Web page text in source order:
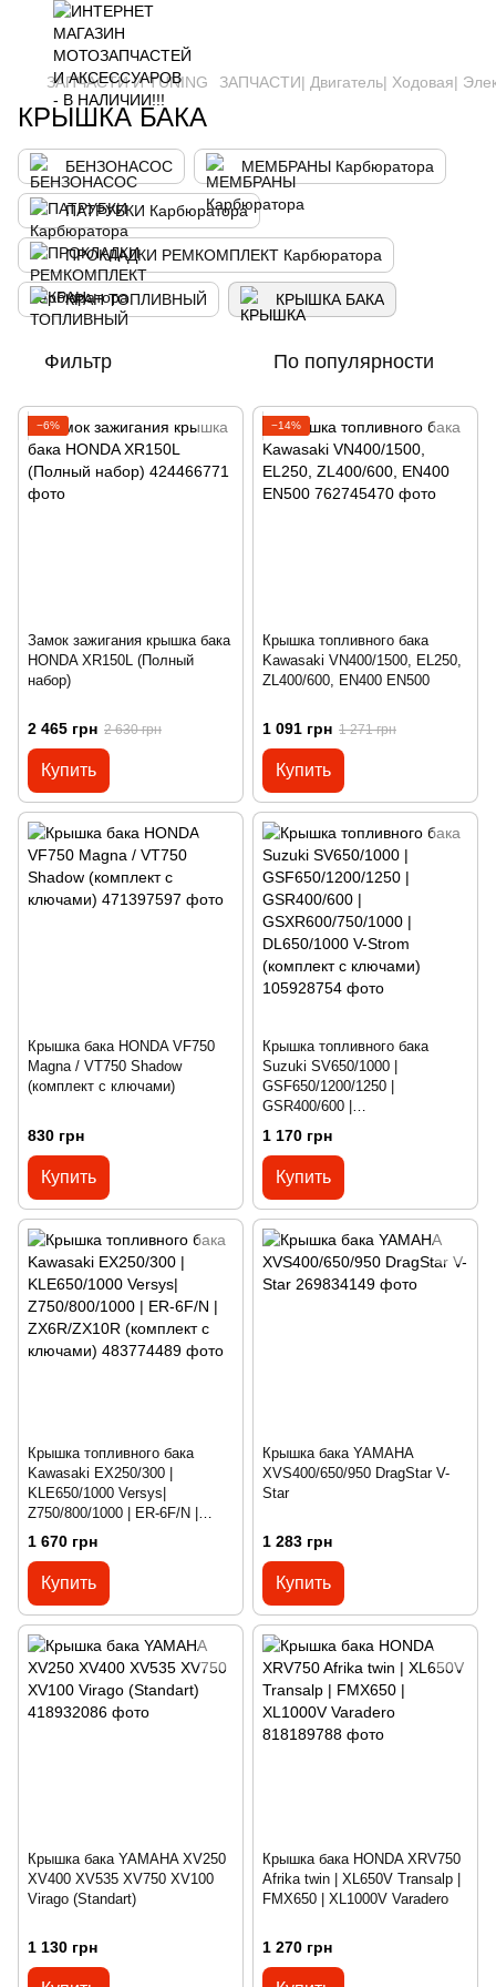
ЗАПЧАСТИ И ТUNING ЗАПЧАСТИ| Двигатель| Ходовая|
КРЫШКА БАКА
БЕНЗОНАСОС МЕМБРАНЫ Карбюратора
ПАТРУБКИ Карбюратора
ПРОКЛАДКИ РЕМКОМПЛЕКТ Карбюратора
КРАН ТОПЛИВНЫЙ КРЫШКА БАКА
Фильтр По популярности
−6%
Замок зажигания крышка бака
HONDA XR150L (Полный
набор)
2 465 грн 2 630 грн
Купить
−14%
Крышка топливного бака
Kawasaki VN400/1500, EL250,
ZL400/600, EN400 EN500
1 091 грн 1 271 грн
Купить
Крышка бака HONDA VF750
Magna / VT750 Shadow
(комплект с ключами)
830 грн
Купить
Крышка топливного бака
Suzuki SV650/1000 |
GSF650/1200/1250 |
GSR400/600 |
GSXR600/750/1000 |
DL650/1000 V-Strom (комплект
с ключами)
1 170 грн
Купить
Крышка топливного бака
Kawasaki EX250/300 |
KLE650/1000 Versys|
Z750/800/1000 | ER-6F/N |
ZX6R/ZX10R (комплект с
ключами)
1 670 грн
Купить
Крышка бака YAMAHA
XVS400/650/950 DragStar V-
Star
1 283 грн
Купить
Крышка бака YAMAHA XV250
XV400 XV535 XV750 XV100
Virago (Standart)
1 130 грн
Крышка бака HONDA XRV750
Afrika twin | XL650V Transalp |
FMX650 | XL1000V Varadero
1 270 грн